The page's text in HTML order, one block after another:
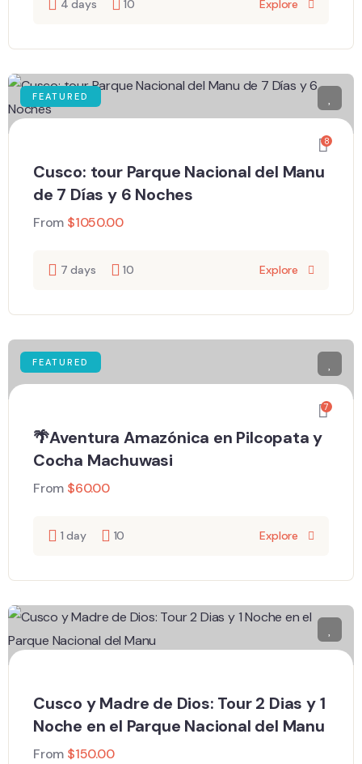
4 days 10 Explore
FEATURED
8
Cusco: tour Parque Nacional del Manu
de 7 Días y 6 Noches
From $1050.00
7 days 10 Explore
FEATURED
7
🌴Aventura Amazónica en Pilcopata y
Cocha Machuwasi
From $60.00
1 day 10 Explore
Cusco y Madre de Dios: Tour 2 Dias y 1
Noche en el Parque Nacional del Manu
From $150.00